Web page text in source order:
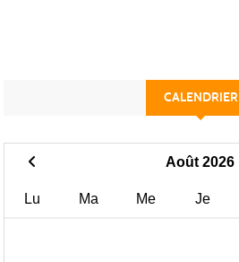
CALENDRIER
Août 2026
Lu Ma Me Je